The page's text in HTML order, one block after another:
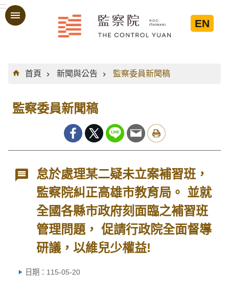
跳到主要內容區塊
:::
EN
:::
首頁
新聞與公告 監察委員新聞稿
監察委員新聞稿
怠於處理某二疑未立案補習班，
監察院糾正高雄市教育局。 並就
全國各縣市政府刻面臨之補習班
管理問題， 促請行政院全面督導
研議，以維兒少權益!
日期：115-05-20